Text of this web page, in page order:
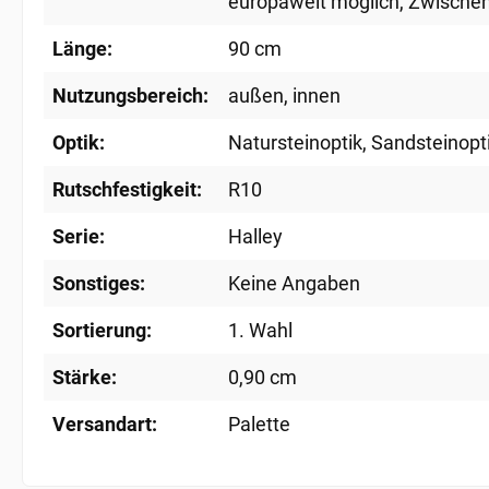
Länge: 90 cm
Nutzungsbereich: außen, innen
Optik: Natursteinoptik,
Rutschfestigkeit: R10
Serie: Halley
Sonstiges: Keine Angaben
Sortierung: 1. Wahl
Stärke: 0,90 cm
Versandart: Palette